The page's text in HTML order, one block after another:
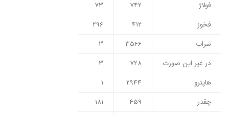
فولاژ 742
73
فخوز
412
296
سراب
3566
3
در غیر این صورت
728
3
هاپترو
2944
1
چقدر
459
181